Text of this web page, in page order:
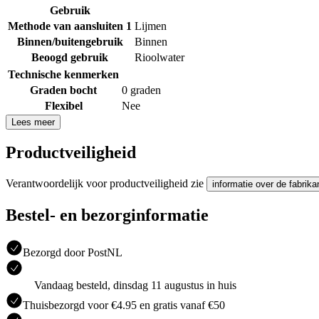
Gebruik
Methode van aansluiten 1 Lijmen
Binnen/buitengebruik
Binnen
Beoogd gebruik
Rioolwater
Technische kenmerken
Graden bocht
0 graden
Flexibel
Nee
Lees meer
Productveiligheid
Verantwoordelijk voor productveiligheid zie informatie over de
Bestel- en bezorginformatie
Bezorgd door PostNL
Vandaag besteld, dinsdag 11 augustus in huis
Thuisbezorgd voor €4.95 en gratis vanaf €50